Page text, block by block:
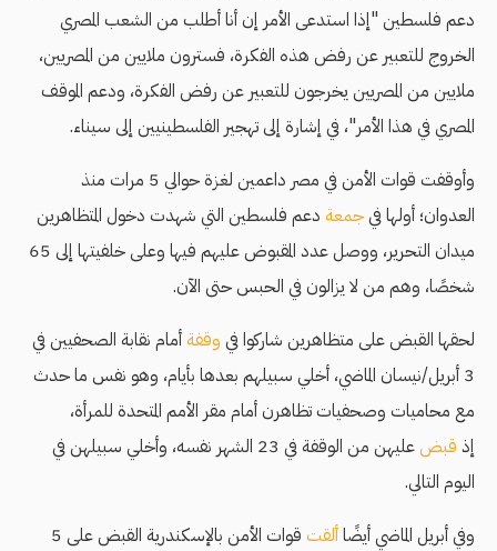
دعم فلسطين "إذا استدعى الأمر إن أنا أطلب من الشعب المصري
الخروج للتعبير عن رفض هذه الفكرة، فسترون ملايين من المصريين،
ملايين من المصريين يخرجون للتعبير عن رفض الفكرة، ودعم الموقف
المصري في هذا الأمر"، في إشارة إلى تهجير الفلسطينيين إلى سيناء.
وأوقفت قوات الأمن في مصر داعمين لغزة حوالي 5 مرات منذ
العدوان؛ أولها فيجمعة دعم فلسطين التي شهدت دخول المتظاهرين
ميدان التحرير، ووصل عدد المقبوض عليهم فيها وعلى خلفيتها إلى 65
شخصًا، وهم من لا يزالون في الحبس حتى اﻵن.
لحقها القبض على متظاهرين شاركوا في وقفة أمام نقابة الصحفيين في
3 أبريل/نيسان الماضي، أخلي سبيلهم بعدها بأيام، وهو نفس ما حدث
مع محاميات وصحفيات تظاهرن أمام مقر الأمم المتحدة للمرأة،
إذ قبض
عليهن من الوقفة في 23 الشهر نفسه، وأخلي سبيلهن في
اليوم التالي.
وفي أبريل الماضي أيضًاألقت
قوات الأمن بالإسكندرية القبض على 5